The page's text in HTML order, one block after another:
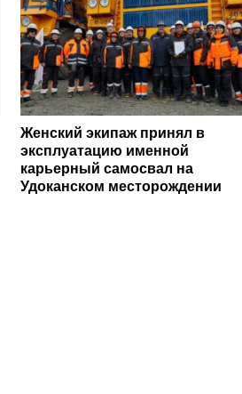
Женский экипаж принял в
эксплуатацию именной
карьерный самосвал на
Удоканском месторождении